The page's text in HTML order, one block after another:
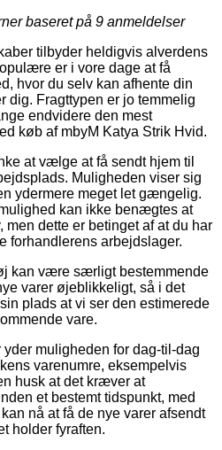
baseret på 9 anmeldelser
tilbyder heldigvis alverdens
er i vore dage at få
hvor du selv kan afhente din
dig. Fragttypen er jo temmelig
endvidere den mest
køb af mbyM Katya Strik Hvid.
at vælge at få sendt hjem til
Muligheden viser sig
ydermere meget let gængelig.
kan ikke benægtes at
dette er betinget af at du har
arbejdslager.
kan være særligt bestemmende
varer øjeblikkeligt, så i det
plads at vi ser den estimerede
vare.
muligheden for dag-til-dag
varenumre, eksempelvis
husk at det kræver at
et bestemt tidspunkt, med
nå at få de nye varer afsendt
holder fyraften.